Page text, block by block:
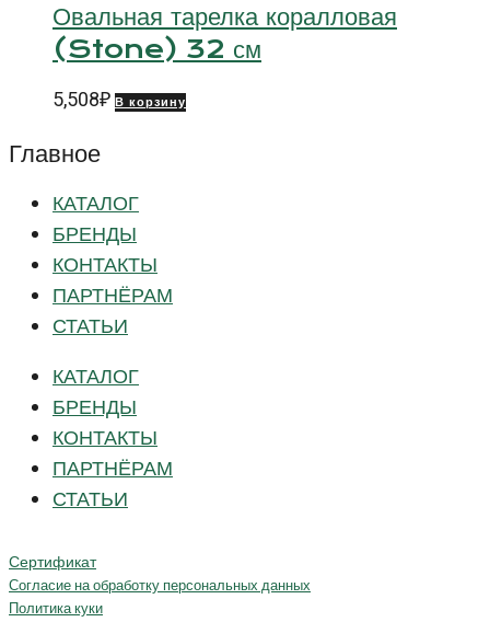
Овальная тарелка коралловая
(Stone) 32 см
5,508₽ В корзину
Главное
КАТАЛОГ
БРЕНДЫ
КОНТАКТЫ
ПАРТНЁРАМ
СТАТЬИ
КАТАЛОГ
БРЕНДЫ
КОНТАКТЫ
ПАРТНЁРАМ
СТАТЬИ
Сертификат
Согласие на обработку персональных данных
Политика куки